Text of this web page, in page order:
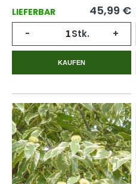
LIEFERBAR 45,99 €
- Stk. +
KAUFEN